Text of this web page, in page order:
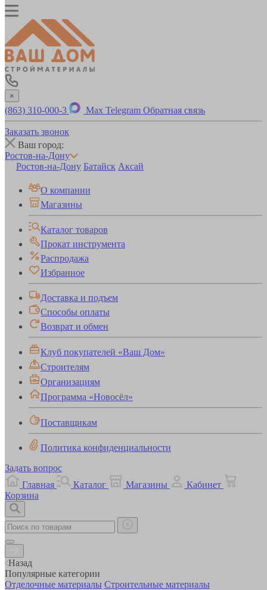
×
(863) 310-000-3 Max Telegram Обратная связь
Заказать звонок
Ваш город:
Ростов-на-Дону
Ростов-на-Дону Батайск Аксай
О компании
Магазины
Каталог товаров
Прокат инструмента
Распродажа
Избранное
Доставка и подъем
Способы оплаты
Возврат и обмен
Клуб покупателей «Ваш Дом»
Строителям
Организациям
Программа «Новосёл»
Поставщикам
Политика конфиденциальности
Задать вопрос
Главная
Каталог Магазины
Кабинет
Корзина
Назад
Популярные категории
Отделочные материалы Строительные материалы